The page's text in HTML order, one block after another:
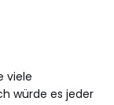
viele
würde es jeder